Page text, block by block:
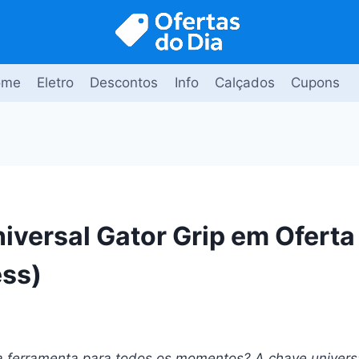
Eletro Descontos Info Calçados Cupons
Gator Grip em Oferta